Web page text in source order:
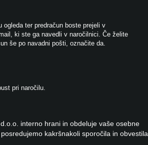
ogleda ter predračun boste prejeli v
ki ste ga navedli v naročilnici. Če želite
še po navadni pošti, označite da.
pri naročilu.
interno hrani in obdeluje vaše osebne
kakršnakoli sporočila in obvestila